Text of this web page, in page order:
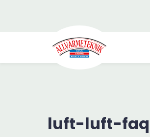
luft-luft-faq